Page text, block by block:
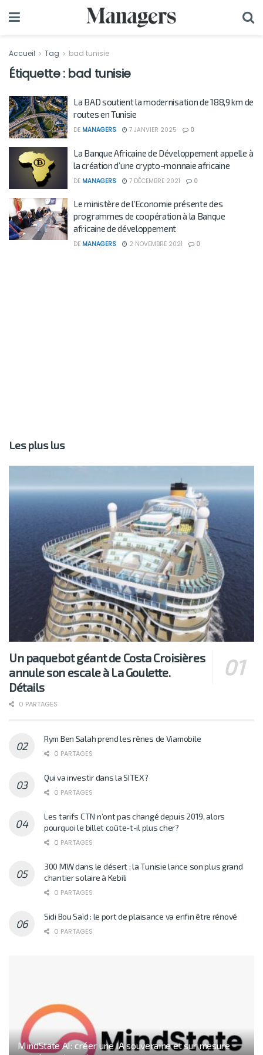
Accueil Tag bad tunisie
Étiquette : bad tunisie
La BAD soutient la modernisation de 188,9 km de
routes en Tunisie
DE MANAGERS 7 JANVIER 2025 0
La Banque Africaine de Développement appelle à
la création d’une crypto-monnaie africaine
DE MANAGERS 7 DÉCEMBRE 2021 0
Le ministère de l’Economie présente des
programmes de coopération à la Banque
africaine de développement
DE MANAGERS 2 NOVEMBRE 2021 0
Les plus lus
Un paquebot géant de Costa Croisières
annule son escale à La Goulette.
Détails
0 PARTAGES
Rym Ben Salah prend les rênes de Viamobile
0 PARTAGES
Qui va investir dans la SITEX?
0 PARTAGES
Les tarifs CTN n’ont pas changé depuis 2019, alors
pourquoi le billet coûte-t-il plus cher?
0 PARTAGES
300 MW dans le désert : la Tunisie lance son plus grand
chantier solaire à Kebili
0 PARTAGES
Sidi Bou Saïd : le port de plaisance va enfin être rénové
0 PARTAGES
MindState AI: créer une IA souveraine et sur mesure